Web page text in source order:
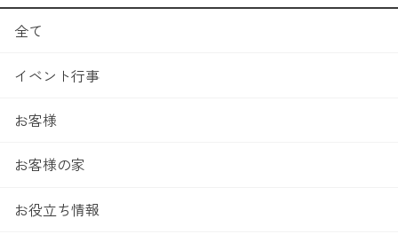
全て
イベント行事
お客様
お客様の家
お役立ち情報